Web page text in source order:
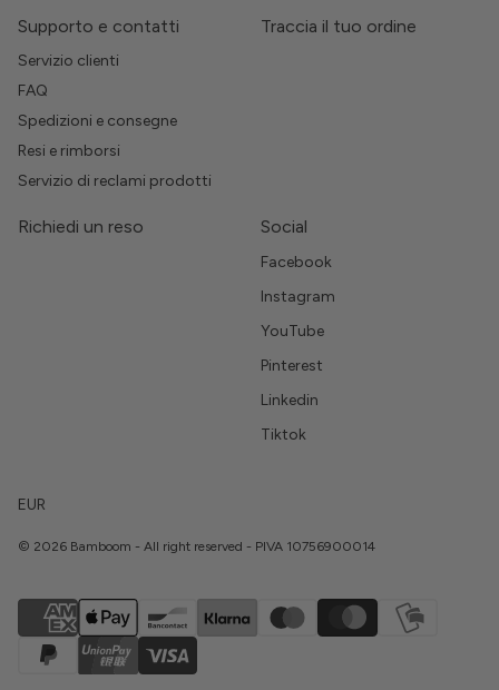
Supporto e contatti
Servizio clienti
FAQ
Spedizioni e consegne
Resi e rimborsi
Servizio di reclami prodotti
Traccia il tuo ordine
Richiedi un reso Social
Facebook
Instagram
YouTube
Pinterest
Linkedin
Tiktok
EUR
© 2026 Bamboom - All right reserved - PIVA 10756900014